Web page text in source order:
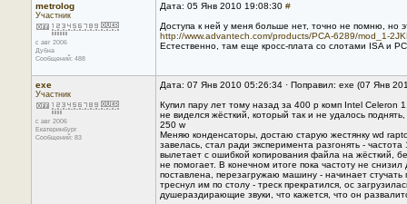
metrolog
Участник
с авг 2006
Дубна
Сообщений: 488
Дата: 05 Янв 2010 19:08:30 #
Доступа к ней у меня больше нет, точно не помню, но
http://www.advantech.com/products/PCA-6289/mod_1-
Естественно, там еще кросс-плата со слотами ISA и
exe
Участник
с авг 2006
Екатеринбург
Сообщений: 83
Дата: 07 Янв 2010 05:26:34 · Поправил: exe (07 Янв
Купил пару лет тому назад за 400 р комп Intel Celeron
не виделся жёсткий, который так и не удалось
250 w
Меняю конденсаторы, достаю старую жестянку wd
завелась, стал ради эксперимента разгонять -
вылетает с ошибкой копирования файла на жёсткий,
не помогает. В конечном итоге пока частоту не
поставлена, перезагружаю машину - начинает
треснул им по столу - треск прекратился, ос
душераздирающие звуки, что кажется, что он